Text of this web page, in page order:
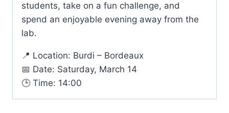
students, take on a fun challenge, and
spend an enjoyable evening away from the
lab.
📍 Location: Burdi – Bordeaux
📅 Date: Saturday, March 14
🕒 Time: 14:00